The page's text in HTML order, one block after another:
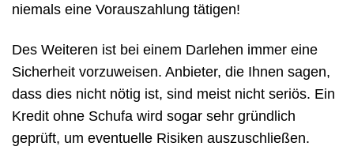
niemals eine Vorauszahlung tätigen!
Des Weiteren ist bei einem Darlehen immer eine
Sicherheit vorzuweisen. Anbieter, die Ihnen sagen,
dass dies nicht nötig ist, sind meist nicht seriös. Ein
Kredit ohne Schufa wird sogar sehr gründlich
geprüft, um eventuelle Risiken auszuschließen.